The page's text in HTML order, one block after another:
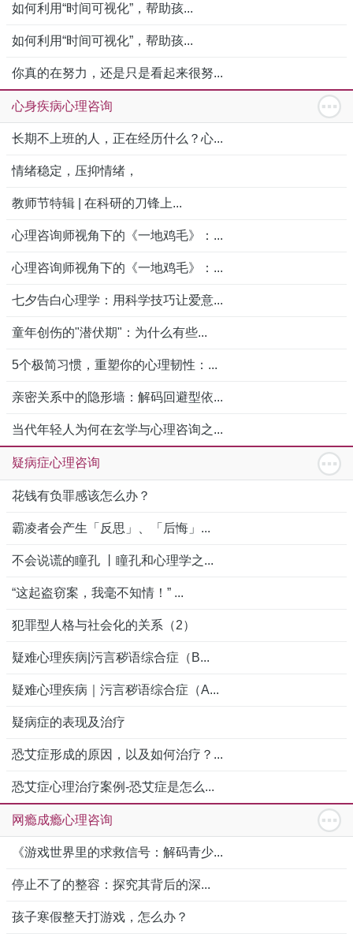
如何利用“时间可视化”，帮助孩...
如何利用“时间可视化”，帮助孩...
你真的在努力，还是只是看起来很努...
心身疾病心理咨询
长期不上班的人，正在经历什么？心...
情绪稳定，压抑情绪，
教师节特辑 | 在科研的刀锋上...
心理咨询师视角下的《一地鸡毛》：...
心理咨询师视角下的《一地鸡毛》：...
七夕告白心理学：用科学技巧让爱意...
童年创伤的"潜伏期"：为什么有些...
5个极简习惯，重塑你的心理韧性：...
亲密关系中的隐形墙：解码回避型依...
当代年轻人为何在玄学与心理咨询之...
疑病症心理咨询
花钱有负罪感该怎么办？
霸凌者会产生「反思」、「后悔」...
不会说谎的瞳孔 丨瞳孔和心理学之...
“这起盗窃案，我毫不知情！” ...
犯罪型人格与社会化的关系（2）
疑难心理疾病|污言秽语综合症（B...
疑难心理疾病｜污言秽语综合症（A...
疑病症的表现及治疗
恐艾症形成的原因，以及如何治疗？...
恐艾症心理治疗案例-恐艾症是怎么...
网瘾成瘾心理咨询
《游戏世界里的求救信号：解码青少...
停止不了的整容：探究其背后的深...
孩子寒假整天打游戏，怎么办？